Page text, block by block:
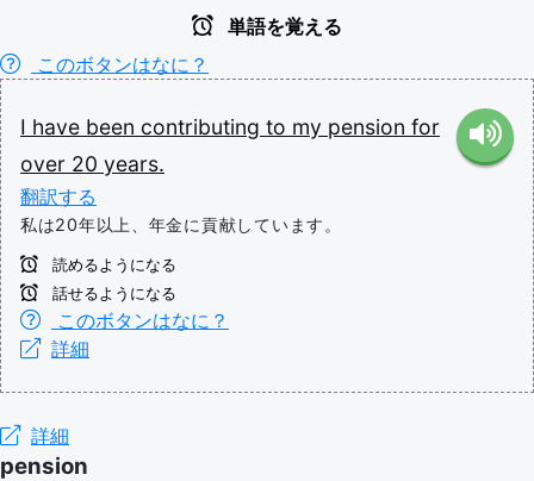
単語を覚える
このボタンはなに？
I have been contributing to my pension for
over 20 years.
翻訳する
私は20年以上、年金に貢献しています。
読めるようになる
話せるようになる
このボタンはなに？
詳細
詳細
pension